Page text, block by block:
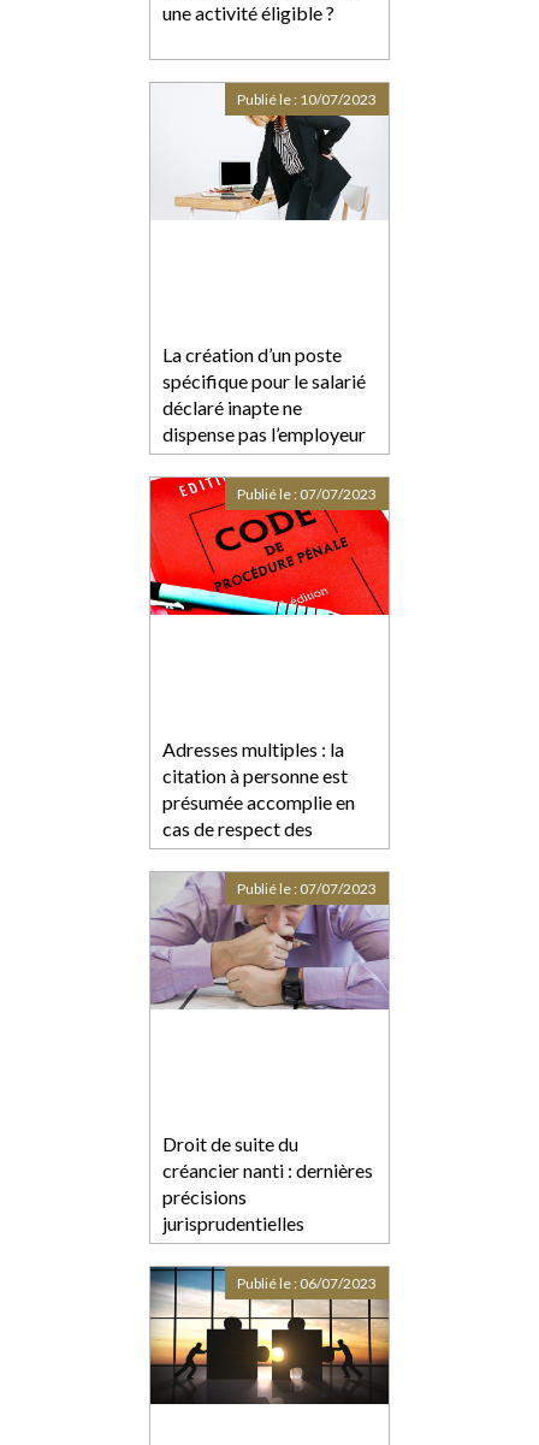
une activité éligible ?
La création d’un poste
spécifique pour le salarié
déclaré inapte ne
dispense pas l’employeur
de s’assurer de sa
compatibilité avec l’état
de santé du salarié
Publié le : 10/07/2023
Adresses multiples : la
citation à personne est
présumée accomplie en
cas de respect des
formalités de l'article 558
du Code de procédure
pénale
Publié le : 07/07/2023
Droit de suite du
créancier nanti : dernières
précisions
jurisprudentielles
Publié le : 07/07/2023
Publié le : 06/07/2023